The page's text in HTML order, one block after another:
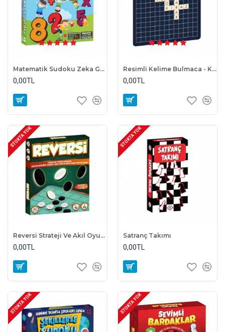
Matematik Sudoku Zeka Geliştirici Oyun
0,00TL
Resimli Kelime Bulmaca - Kelime Üretme - Kelime Avcısı Oyunu
0,00TL
STOKTA YOK
Reversi Strateji Ve Akıl Oyunu
0,00TL
STOKTA YOK
Satranç Takımı
0,00TL
STOKTA YOK STOKTA YOK